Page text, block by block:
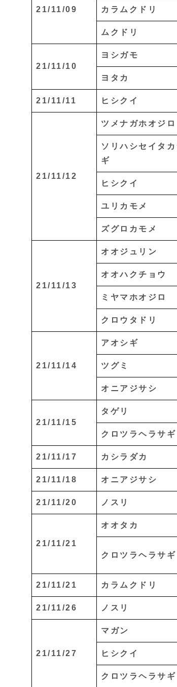
21/11/09 カラムクドリ
ムクドリ
21/11/10
ヨシガモ
ヨタカ
21/11/11 ヒシクイ
21/11/12
ツメナガホオジロ
ソリハシセイタカ
ギ
ヒシクイ
ユリカモメ
ズグロカモメ
21/11/13
オオジュリン
オオハクチョウ
ミヤマホオジロ
クロウタドリ
21/11/14
アオシギ
ツグミ
オニアジサシ
21/11/15
タゲリ
クロツラヘラサギ
21/11/17 カシラダカ
21/11/18 オニアジサシ
21/11/20
ノスリ
21/11/21
オオタカ
クロツラヘラサギ
21/11/21 カラムクドリ
21/11/26
ノスリ
21/11/27
マガン
ヒシクイ
クロツラヘラサギ